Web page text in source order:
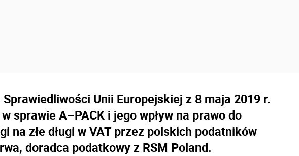
Sprawiedliwości Unii Europejskiej z 8 maja 2019 r.
sprawie A–PACK i jego wpływ na prawo do
na złe długi w VAT przez polskich podatników
doradca podatkowy z RSM Poland.